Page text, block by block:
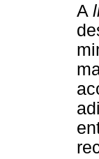
A